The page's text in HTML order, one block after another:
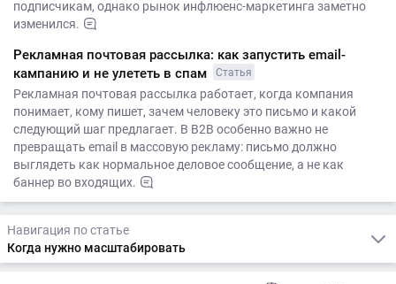
подписчикам, однако рынок инфлюенс-маркетинга заметно
изменился.
Рекламная почтовая рассылка: как запустить email-
кампанию и не улететь в спам
Статья
Рекламная почтовая рассылка работает, когда компания
понимает, кому пишет, зачем человеку это письмо и какой
следующий шаг предлагает. В B2B особенно важно не
превращать email в массовую рекламу: письмо должно
выглядеть как нормальное деловое сообщение, а не как
баннер во входящих.
Навигация по статье
Когда нужно масштабировать